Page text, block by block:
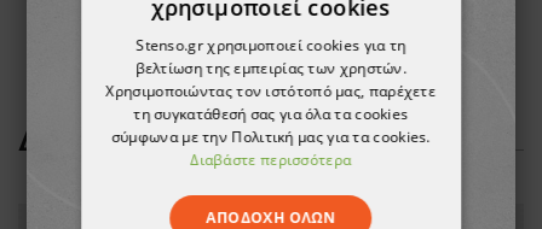
-10%
5,03 €
ΔΕΊΤΕ ΠΕΡΙΣΣΌΤΕΡΑ
χρησιμοποιεί cookies
Stenso.gr χρησιμοποιεί cookies για τη
βελτίωση της εμπειρίας των χρηστών.
Χρησιμοποιώντας τον ιστότοπό μας, παρέχετε
τη συγκατάθεσή σας για όλα τα cookies
σύμφωνα με την Πολιτική μας για τα cookies.
Διαβάστε περισσότερα
ΑΠΟΔΟΧΉ ΌΛΩΝ